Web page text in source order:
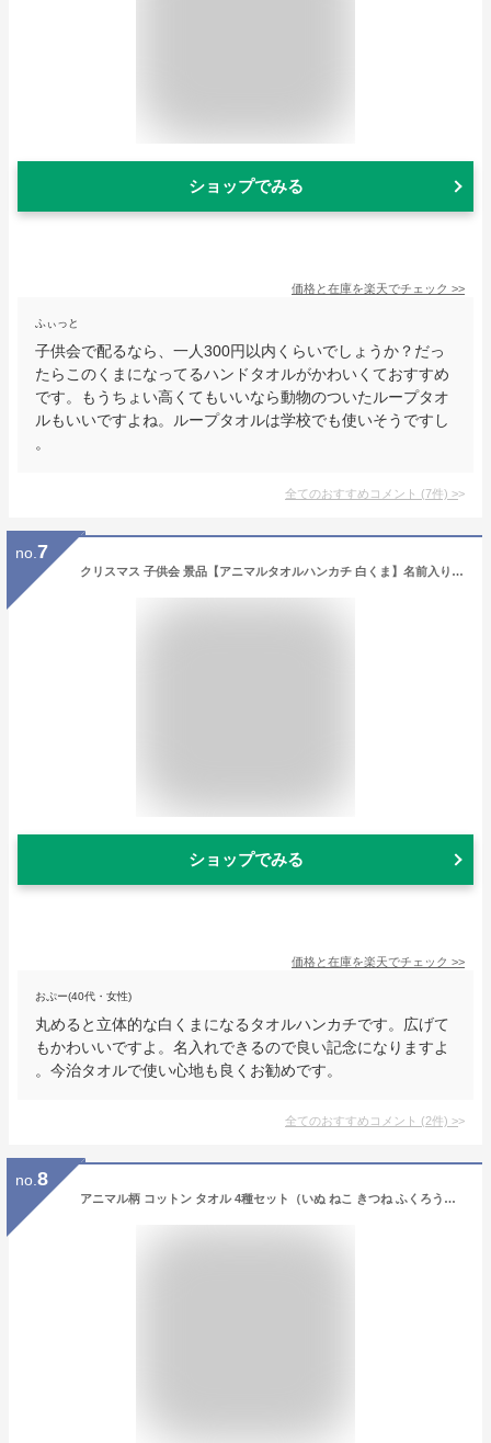
ショップでみる
価格と在庫を楽天でチェック >>
ふぃっと
子供会で配るなら、一人300円以内くらいでしょうか？だっ
たらこのくまになってるハンドタオルがかわいくておすすめ
です。もうちょい高くてもいいなら動物のついたループタオ
ルもいいですよね。ループタオルは学校でも使いそうですし
。
全てのおすすめコメント (7件) >
no. 7
クリスマス 子供会 景品【アニマルタオルハンカチ 白くま】名前入り ハンカチ 今治タオル プチギフト 雑貨 名入れ 子供 タオルハンカチ ギフト ノベルティ 粗品 結婚式 ハンドタオル 保育園 幼稚園 記念品 販売 子供 送別 会 プレゼント 子供会プレゼント
ショップでみる
価格と在庫を楽天でチェック >>
おぷー(40代・女性)
丸めると立体的な白くまになるタオルハンカチです。広げて
もかわいいですよ。名入れできるので良い記念になりますよ
。今治タオルで使い心地も良くお勧めです。
全てのおすすめコメント (2件) >
no. 8
アニマル柄 コットン タオル 4種セット（いぬ ねこ きつね ふくろう） 動物モチーフの形状 かわいいタオル 個包装 プチギフト